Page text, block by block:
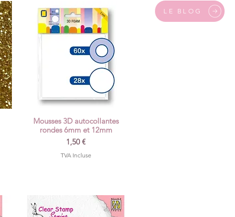
LE BLOG
Aperçu rapide
Mousses 3D autocollantes
rondes 6mm et 12mm
Prix
1,50 €
TVA Incluse